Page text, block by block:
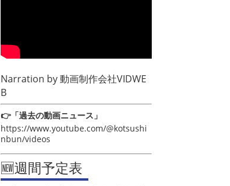
Narration by動画制作会社VIDWE
B
👉「過去の動画ニュース」
https://www.youtube.com/@kotsushi
nbun/videos
🆕週間予定表